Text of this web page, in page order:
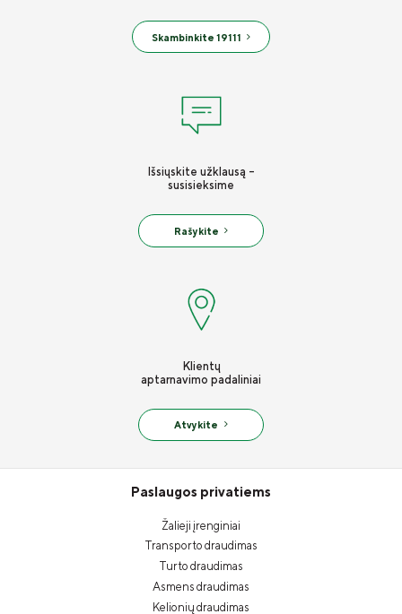
Skambinkite 19111
Išsiųskite užklausą -
susisieksime
Rašykite
Klientų
aptarnavimo padaliniai
Atvykite
Paslaugos privatiems
Žalieji įrenginiai
Transporto draudimas
Turto draudimas
Asmens draudimas
Kelionių draudimas